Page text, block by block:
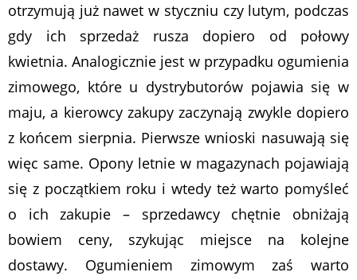
otrzymują już nawet w styczniu czy lutym, podczas
gdy ich sprzedaż rusza dopiero od połowy
kwietnia. Analogicznie jest w przypadku ogumienia
zimowego, które u dystrybutorów pojawia się w
maju, a kierowcy zakupy zaczynają zwykle dopiero
z końcem sierpnia. Pierwsze wnioski nasuwają się
więc same. Opony letnie w magazynach pojawiają
się z początkiem roku i wtedy też warto pomyśleć
o ich zakupie – sprzedawcy chętnie obniżają
bowiem ceny, szykując miejsce na kolejne
dostawy. Ogumieniem zimowym zaś warto